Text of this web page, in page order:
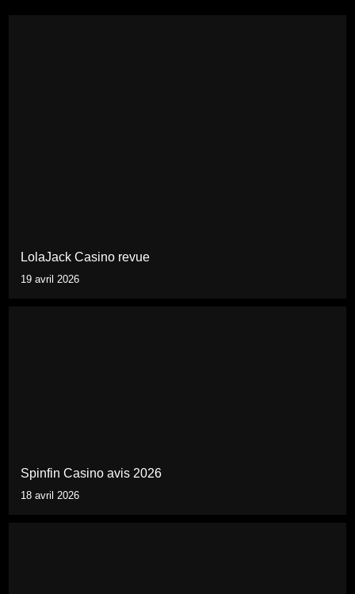
LolaJack Casino revue
19 avril 2026
Spinfin Casino avis 2026
18 avril 2026